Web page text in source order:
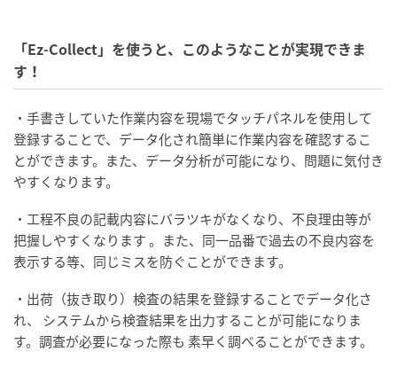
「Ez-Collect」を使うと、このようなことが実現できま
す！
・手書きしていた作業内容を現場でタッチパネルを使用して
登録することで、データ化され簡単に作業内容を確認するこ
とができます。また、データ分析が可能になり、問題に気付き
やすくなります。
・工程不良の記載内容にバラツキがなくなり、不良理由等が
把握しやすくなります 。また、同一品番で過去の不良内容を
表示する等、同じミスを防ぐことができます。
・出荷（抜き取り）検査の結果を登録することでデータ化さ
れ、 システムから検査結果を出力することが可能になりま
す。調査が必要になった際も 素早く調べることができます。